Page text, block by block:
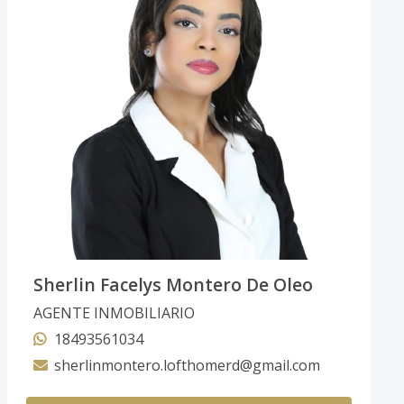
Sherlin Facelys Montero De Oleo
AGENTE INMOBILIARIO
18493561034
sherlinmontero.lofthomerd@gmail.com